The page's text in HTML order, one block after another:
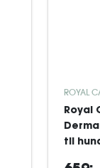
ROYAL
Royal
til